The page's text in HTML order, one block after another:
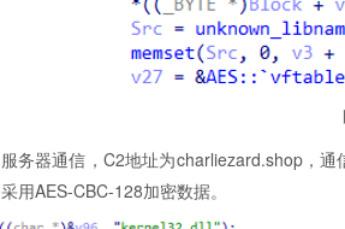
务器通信，C2地址为charliezard.shop，
用AES-CBC-128加密数据。